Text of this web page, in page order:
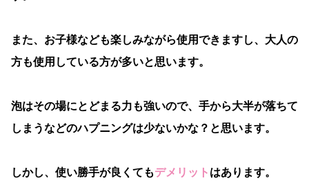
また、お子様なども楽しみながら使用できますし、大人の
方も使用している方が多いと思います。
泡はその場にとどまる力も強いので、手から大半が落ちて
しまうなどのハプニングは少ないかな？と思います。
しかし、使い勝手が良くてもデメリット はあります。